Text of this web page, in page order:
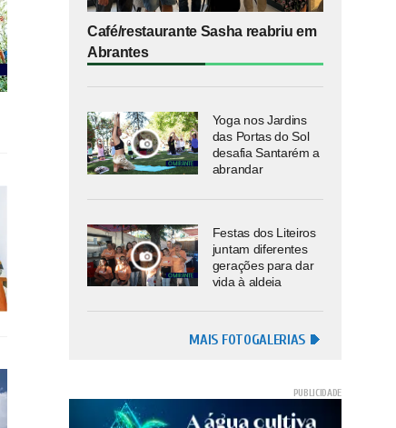
Café/restaurante Sasha reabriu em
Abrantes
Yoga nos Jardins
das Portas do Sol
desafia Santarém a
abrandar
Festas dos Liteiros
juntam diferentes
gerações para dar
vida à aldeia
MAIS FOTOGALERIAS